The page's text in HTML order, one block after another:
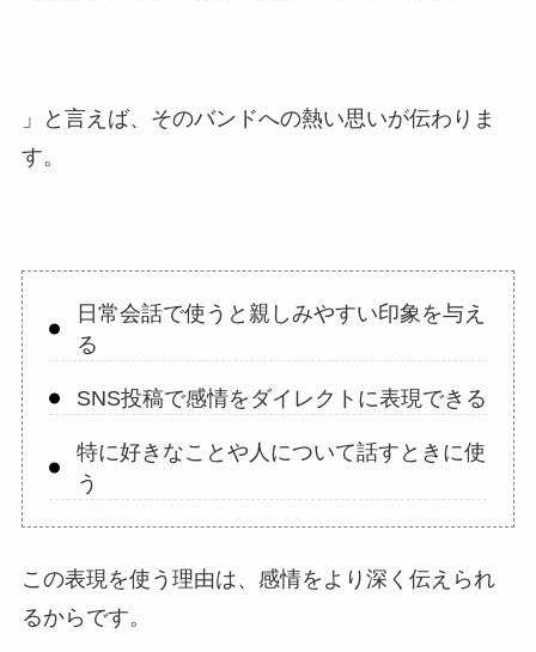
」と言えば、そのバンドへの熱い思いが伝わりま
す。
日常会話で使うと親しみやすい印象を与え
る
SNS投稿で感情をダイレクトに表現できる
特に好きなことや人について話すときに使
う
この表現を使う理由は、感情をより深く伝えられ
るからです。